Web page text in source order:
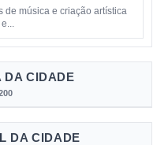
de música e criação artística
DA CIDADE
DA CIDADE